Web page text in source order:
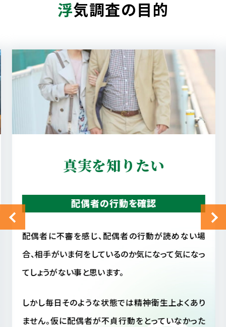
浮気調査の目的
真実を知りたい
配偶者の行動を確認
配偶者に不審を感じ、配偶者の行動が読めない場
合、相手がいま何をしているのか気になって気になっ
てしょうがない事と思います。
しかし毎日そのような状態では精神衛生上よくあり
ません。仮に配偶者が不貞行動をとっていなかった